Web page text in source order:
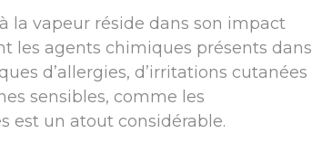
la vapeur réside dans son impact
les agents chimiques présents dans
d’allergies, d’irritations cutanées
sensibles, comme les
est un atout considérable.